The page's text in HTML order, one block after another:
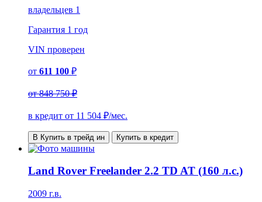
владельцев 1
Гарантия 1 год
VIN проверен
от 611 100 ₽
от848 750 ₽
в кредит от 11 504 ₽/мес.
В Купить в трейд ин Купить в кредит
Land Rover Freelander 2.2 TD AT (160 л.с.)
2009 г.в.